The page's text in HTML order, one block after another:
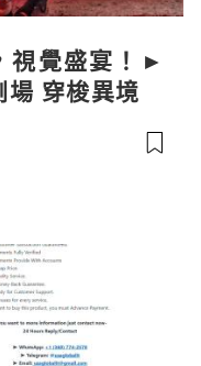
視覺盛宴！►
穿梭異境》